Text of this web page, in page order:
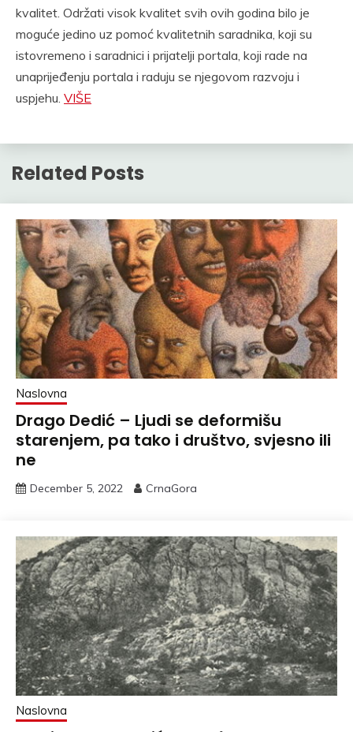
kvalitet. Održati visok kvalitet svih ovih godina bilo je
moguće jedino uz pomoć kvalitetnih saradnika, koji su
istovremeno i saradnici i prijatelji portala, koji rade na
unaprijeđenju portala i raduju se njegovom razvoju i
uspjehu. VIŠE
Related Posts
Naslovna
Drago Dedić – Ljudi se deformišu
starenjem, pa tako i društvo, svjesno ili
ne
December 5, 2022 CrnaGora
Naslovna